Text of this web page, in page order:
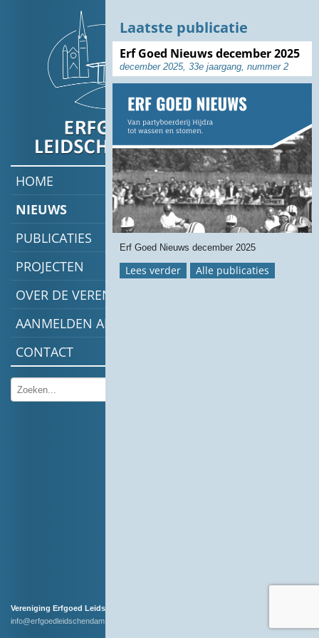
HOME
NIEUWS
PUBLICATIES
PROJECTEN
OVER DE VERENIGING
AANMELDEN ALS NIEUW LID
CONTACT
Vereniging Erfgoed Leidschendam
info@erfgoedleidschendam.nl
6
augustus
2019
Nieuwsbrief
Via
deze
link
is
de
nieuwsbrief
te
vinden.
Laatste publicatie
Erf Goed Nieuws december 2025
december 2025, 33e jaargang, nummer 2
Erf Goed Nieuws december 2025
Lees verder Alle publicaties